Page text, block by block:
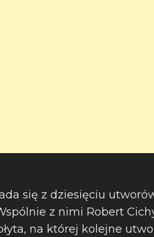
się z dziesięciu
z nimi Robert
na której kolejne